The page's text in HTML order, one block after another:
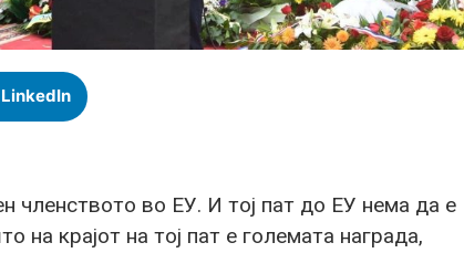
LinkedIn
членството во ЕУ. И тој пат до ЕУ нема да е
на крајот на тој пат е големата награда,